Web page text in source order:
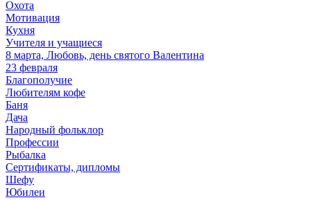
Охота
Мотивация
Кухня
Учителя и учащиеся
8 марта, Любовь, день святого Валентина
23 февраля
Благополучие
Любителям кофе
Баня
Дача
Народный фольклор
Профессии
Рыбалка
Сертификаты, дипломы
Шефу
Юбилеи